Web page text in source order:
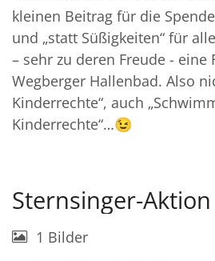
kleinen Beitrag für die
und „statt Süßigkeiten“ für
– sehr zu deren Freude - eine
Wegberger Hallenbad. Also
Kinderrechte“, auch
Kinderrechte“…😉
Sternsinger-Aktion
1 Bilder